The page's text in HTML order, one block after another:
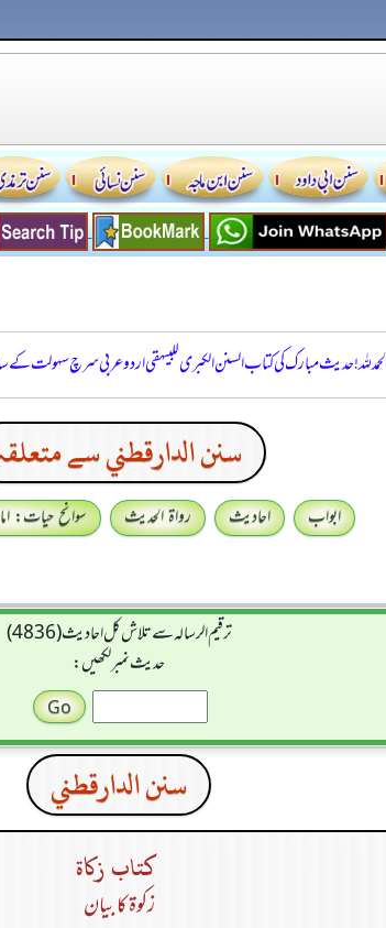
حدیث مبارک کی کتاب السنن الكبرى للبيهقي اردو عربی سرچ سہولت
سنن الدارقطني سے
ابواب احادیث رواۃ الحدیث
سوانح حیات:
ترقیم الرسالہ سے تلاش کل احادیث (4836)
حدیث نمبر لکھیں:
سنن الدارقطني
كتاب زكاة
زکوۃ کا بیان